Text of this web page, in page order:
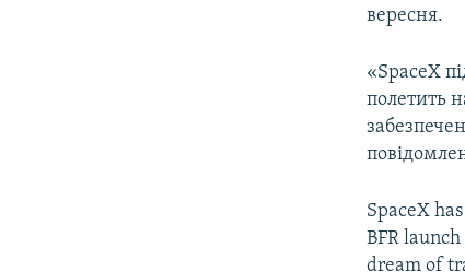
вересня.
«SpaceX
полетить
SpaceX
BFR
dream of